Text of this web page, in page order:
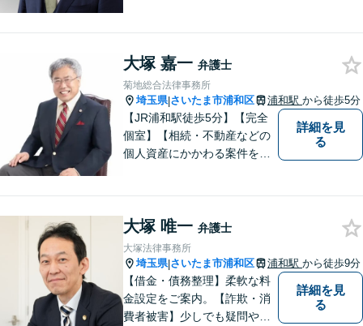
務】ビジネスの経験を活かし
現実的なサポートを提供【夜
間休日対応可】
大塚 嘉一 弁護士
菊地総合法律事務所
埼玉県|さいたま市浦和区 浦和駅 から徒歩5分
【JR浦和駅徒歩5分】【完全
個室】【相続・不動産などの
個人資産にかかわる案件を多
お気軽にご相談ください。
詳細を見
る
大塚 唯一 弁護士
大塚法律事務所
埼玉県|さいたま市浦和区 浦和駅 から徒歩9分
【借金・債務整理】柔軟な料
金設定をご案内。【詐欺・消
費者被害】少しでも疑問や不
詳細を見
る